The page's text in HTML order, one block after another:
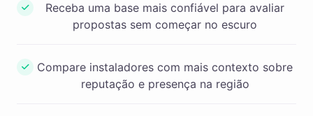
Receba uma base mais confiável para avaliar
propostas sem começar no escuro
Compare instaladores com mais contexto sobre
reputação e presença na região